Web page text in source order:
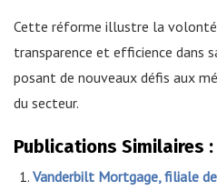
Cette réforme illustre la volonté
transparence et efficience dans
posant de nouveaux défis aux
du secteur.
Publications Similaires :
Vanderbilt Mortgage, filiale